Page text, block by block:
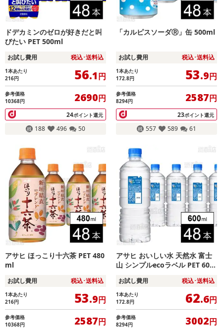
ドデカミンのゼロが好きだと叫
びたい PET 500ml
お試し費用 税込･送料込
1本あたり
216円 56.1円
参考価格
10368円
2690円
24ポイント還元
188 496 50
「カルピスソーダⓇ」缶 500ml
お試し費用 税込･送料込
1本あたり
172.8円 53.9円
参考価格
8294円
2587円
23ポイント還元
557 589 61
アサヒ ほっこり十六茶 PET 480
ml
お試し費用 税込･送料込
1本あたり
216円 53.9円
参考価格
10368円
2587円
アサヒ おいしい水 天然水 富士
山 シンプルecoラベル PET 600
お試し費用 税込･送料込
1本あたり
172.8円 62.6円
参考価格
8294円
3002円